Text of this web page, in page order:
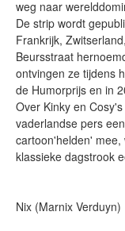
weg naar
De strip wordt
Frankrijk,
Beursstraat
ontvingen ze tijdens
de Humorprijs en in
Over Kinky en
vaderlandse pers
cartoon'helden'
klassieke dagstrook
Nix (Marnix Verduyn)